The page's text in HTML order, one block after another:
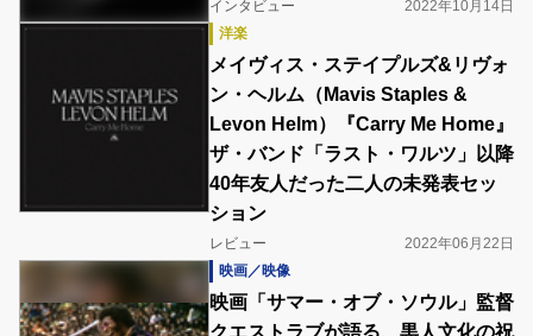
インタビュー
2022年10月14日
洋楽
メイヴィス・ステイプルズ&リヴォ
ン・ヘルム（Mavis Staples &
Levon Helm）『Carry Me Home』
ザ・バンド「ラスト・ワルツ」以降
40年友人だった二人の未発表セッ
ション
レビュー
2022年06月22日
映画／映像
映画「サマー・オブ・ソウル」監督
クエストラブが語る、黒人文化の祝